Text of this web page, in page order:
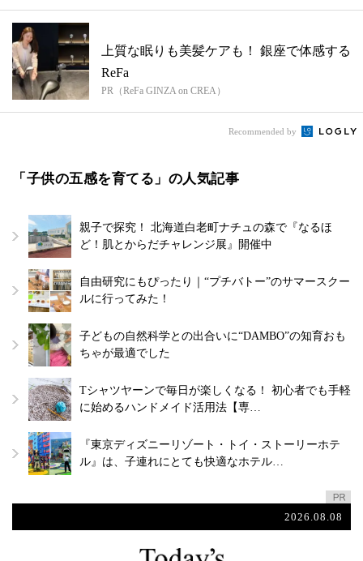
上質な眠りも美髪ケアも！ 銀座で体感する
ReFa
PR（ReFa GINZA on CREA）
Recommended by
「子供の五感を育てる」の人気記事
親子で探究！ 北海道白老町ナチュの森で『なるほ
ど！肌とからだチャレンジ展』開催中
自由研究にもぴったり｜“プチバトー”のサマースクー
ルに行ってみた！
子どもの自然科学との出合いに“DAMBO”の知育おも
ちゃが最適でした
Tシャツヤーンで毎日が楽しくなる！ 初心者でも手軽
に始めるハンドメイド活用法【専…
『東京ディズニーリゾート・トイ・ストーリーホテ
ル』は、子連れにとても快適なホテル…
2026.08.08